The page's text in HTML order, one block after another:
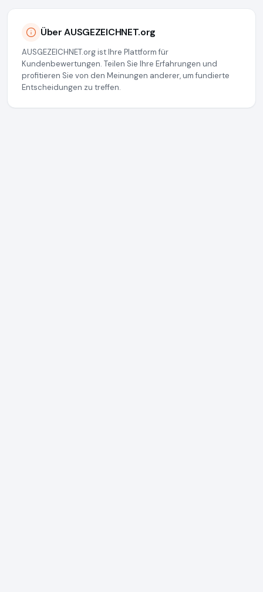
Über AUSGEZEICHNET.org
AUSGEZEICHNET.org ist Ihre Plattform für
Kundenbewertungen. Teilen Sie Ihre Erfahrungen und
profitieren Sie von den Meinungen anderer, um fundierte
Entscheidungen zu treffen.